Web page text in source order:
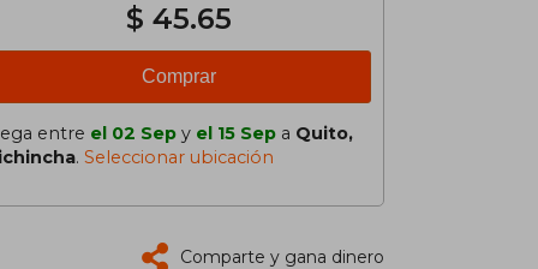
$ 45.65
Comprar
entre el 02 Sep y el 15 Sep a Quito,
. Seleccionar ubicación
Comparte y gana dinero